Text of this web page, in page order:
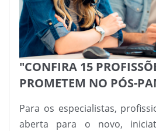
"CONFIRA 15
PROMETEM NO PÓS-
Para os especialistas,
aberta para o novo,